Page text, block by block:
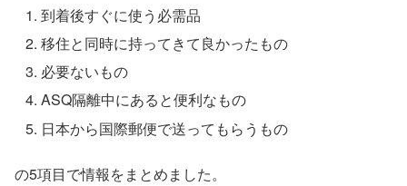
到着後すぐに使う必需品
移住と同時に持ってきて良かったもの
必要ないもの
ASQ隔離中にあると便利なもの
日本から国際郵便で送ってもらうもの
の5項目で情報をまとめました。